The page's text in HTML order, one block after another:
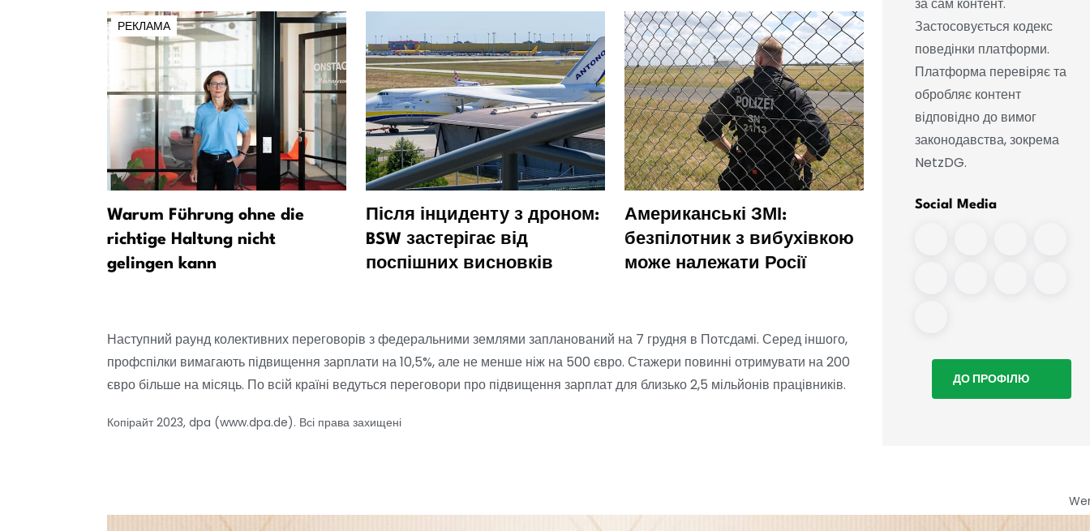
РЕКЛАМА
Warum Führung ohne die
richtige Haltung nicht
gelingen kann
Після інциденту з дроном:
BSW застерігає від
поспішних висновків
Американські ЗМІ:
безпілотник з вибухівкою
може належати Росії
Наступний раунд колективних переговорів з федеральними землями запланований на 7 грудня в Потсдамі. Серед іншого,
профспілки вимагають підвищення зарплати на 10,5%, але не менше ніж на 500 євро. Стажери повинні отримувати на 200
євро більше на місяць. По всій країні ведуться переговори про підвищення зарплат для близько 2,5 мільйонів працівників.
Копірайт 2023, dpa (www.dpa.de). Всі права захищені
Застосовується кодекс
поведінки платформи.
Платформа перевіряє та
обробляє контент
відповідно до вимог
законодавства, зокрема
NetzDG.
Social Media
ДО ПРОФІЛЮ